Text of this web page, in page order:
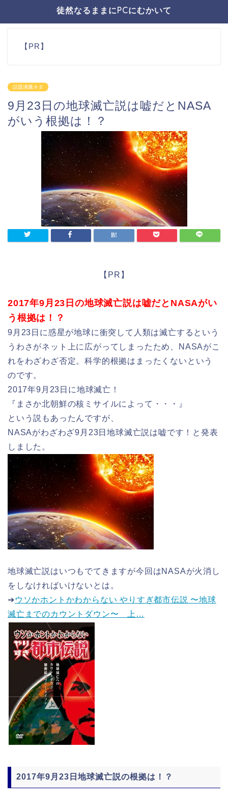
徒然なるままにPCにむかいて
【PR】
話題沸騰ネタ
9月23日の地球滅亡説は嘘だとNASA
がいう根拠は！？
【PR】
2017年9月23日の地球滅亡説は嘘だとNASAがい
う根拠は！？
9月23日に惑星が地球に衝突して人類は滅亡するという
うわさがネット上に広がってしまったため、NASAがこ
れをわざわざ否定。科学的根拠はまったくないという
のです。
2017年9月23日に地球滅亡！
『まさか北朝鮮の核ミサイルによって・・・』
という説もあったんですが、
NASAがわざわざ9月23日地球滅亡説は嘘です！と発表
しました。
地球滅亡説はいつもでてきますが今回はNASAが火消し
をしなければいけないとは。
➔ウソかホントかわからない やりすぎ都市伝説 〜地球
滅亡までのカウントダウン〜 上…
2017年9月23日地球滅亡説の根拠は！？